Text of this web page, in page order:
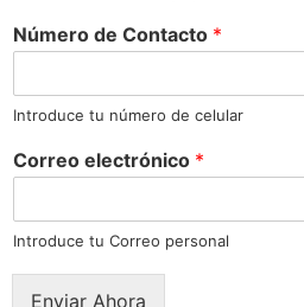
d
e
l
e
t
n
Número de Contacto *
Introduce tu número de celular
Correo electrónico *
Introduce tu Correo personal
Enviar Ahora